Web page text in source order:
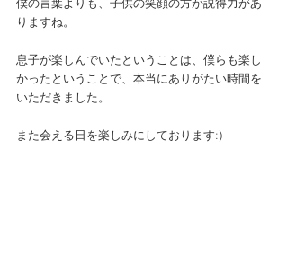
僕の言葉よりも、子供の笑顔の方が説得力があ
りますね。
息子が楽しんでいたということは、僕らも楽し
かったということで、本当にありがたい時間を
いただきました。
また会える日を楽しみにしております:)